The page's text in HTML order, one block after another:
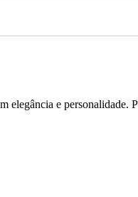
elegância e personalidade.